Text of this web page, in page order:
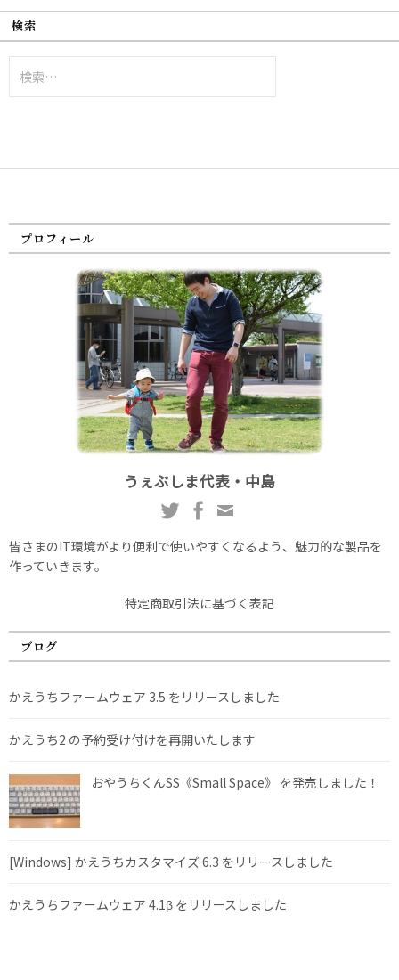
検索
索:
プロフィール
うぇぶしま代表・中島
皆さまのIT環境がより便利で使いやすくなるよう、魅力的な製品を
作っていきます。
特定商取引法に基づく表記
ブログ
かえうちファームウェア 3.5 をリリースしました
かえうち2 の予約受け付けを再開いたします
おやうちくんSS《Small Space》 を発売しました！
[Windows] かえうちカスタマイズ 6.3 をリリースしました
かえうちファームウェア 4.1β をリリースしました